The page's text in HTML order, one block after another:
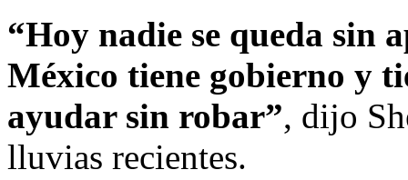
“Hoy nadie se queda sin
México tiene gobierno y
ayudar sin robar”, dijo
lluvias recientes.